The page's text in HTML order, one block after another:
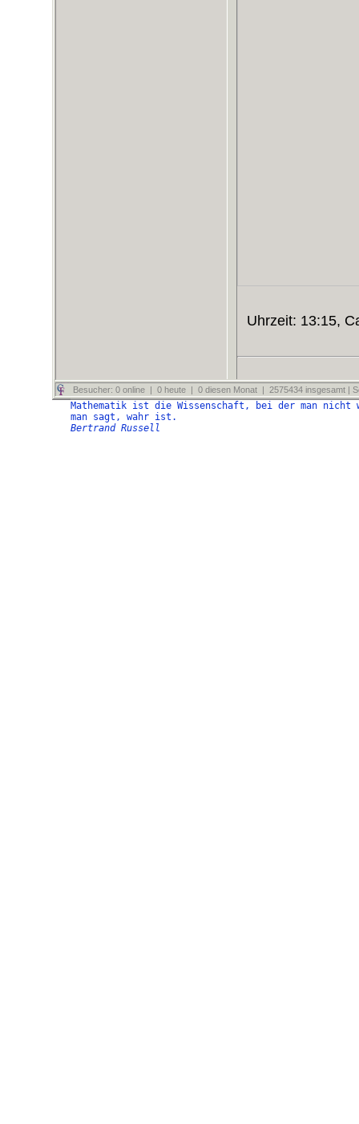
Uhrzeit: 13:15,
Besucher: 0 online | 0 heute | 0 diesen Monat | 2575434 insgesamt |
Mathematik ist die Wissenschaft, bei der man nicht
man sagt, wahr ist.
Bertrand Russell